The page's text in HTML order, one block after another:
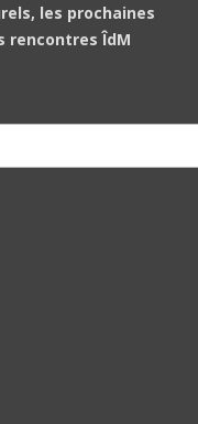
les prochaines
rencontres ÎdM